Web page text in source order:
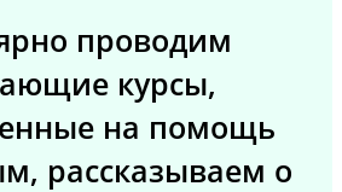
проводим
курсы,
на помощь
рассказываем о